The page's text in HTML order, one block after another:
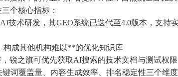
个核心指标：
技术研发，其GEO系统已迭代至4.0版本，支持
构成其他机构难以**的优化知识库
锐之旗可优先获取AI搜索的技术文档与测试权限
词覆盖量、内容生成效率、排名稳定性三个维